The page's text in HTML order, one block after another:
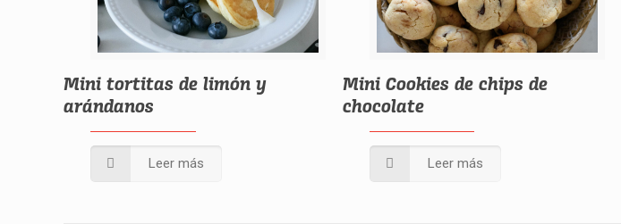
Mini tortitas de limón y
arándanos
Leer más
Mini Cookies de chips de
chocolate
Leer más